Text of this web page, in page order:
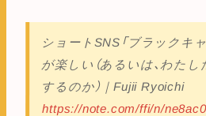
ショートSNS「ブラックキ
が楽しい（あるいは、わた
するのか）｜Fujii Ryoichi
https://note.com/ffi/n/